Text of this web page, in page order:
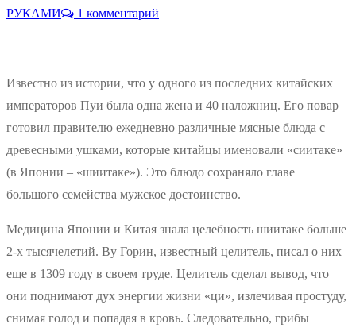
РУКАМИ
1 комментарий
Известно из истории, что у одного из последних китайских
императоров Пуи была одна жена и 40 наложниц. Его повар
готовил правителю ежедневно различные мясные блюда с
древесными ушками, которые китайцы именовали «сиитаке»
(в Японии – «шиитаке»). Это блюдо сохраняло главе
большого семейства мужское достоинство.
Медицина Японии и Китая знала целебность шиитаке больше
2-х тысячелетий. Ву Горин, известный целитель, писал о них
еще в 1309 году в своем труде. Целитель сделал вывод, что
они поднимают дух энергии жизни «ци», излечивая простуду,
снимая голод и попадая в кровь. Следовательно, грибы